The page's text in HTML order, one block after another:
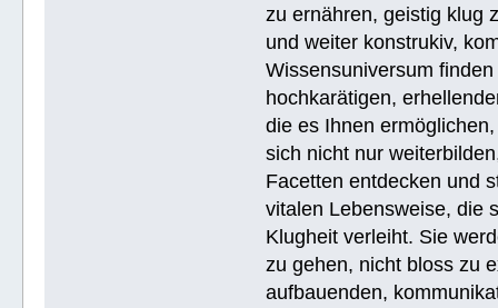
🚀 Werkzeuge für den
🚀 Die Ehe - https://bodhie.eu/
🚀 Kinder - https://bodhie.eu/
🚀 Grundlagen des Organisieren
🚀 Public Relations - https://
🚀 Planziele und Ziele- https://
🚀 Kommunikation - https://
Name (BlockBuchStaben)/eMail
zu ernähren, geistig klug
und weiter konstrukiv,
Wissensuniversum
hochkarätigen,
die es Ihnen
sich nicht nur
Facetten entdecken und
vitalen Lebensweise, die
Klugheit verleiht. Sie
zu gehen, nicht bloss zu
aufbauenden,